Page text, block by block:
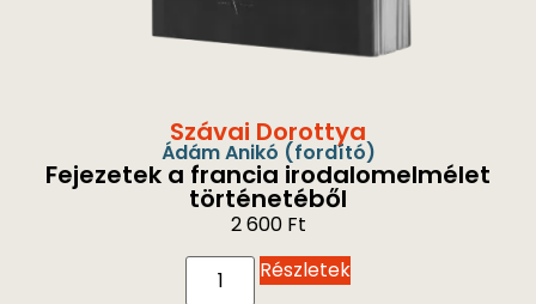
Szávai Dorottya
Ádám Anikó (fordító)
Fejezetek a francia irodalomelmélet
történetéből
2 600 Ft
Részletek